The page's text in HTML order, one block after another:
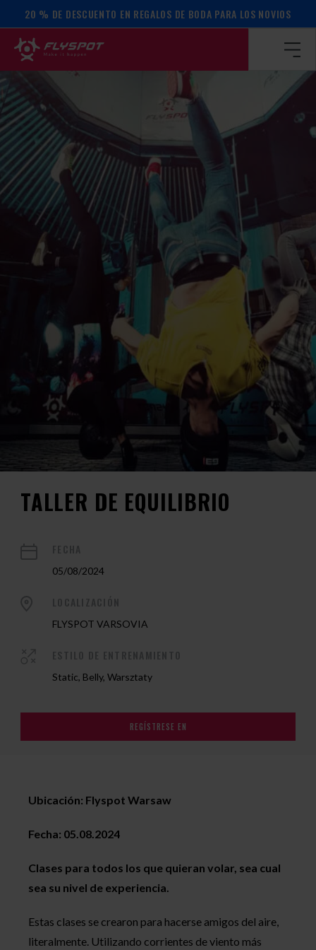
20 % DE DESCUENTO EN REGALOS DE BODA PARA LOS NOVIOS
Página de inicio / Calendario de actos / TALLER DE
TALLER DE EQUILIBRIO
05/08/2024
FLYSPOT VARSOVIA
Static, Belly, Warsztaty
REGÍSTRESE EN
Ubicación: Flyspot Warsaw
Fecha: 05.08.2024
Clases para todos los que quieran volar, sea cual
sea su nivel de experiencia.
Estas clases se crearon para hacerse amigos del aire,
literalmente. Utilizando corrientes de viento más